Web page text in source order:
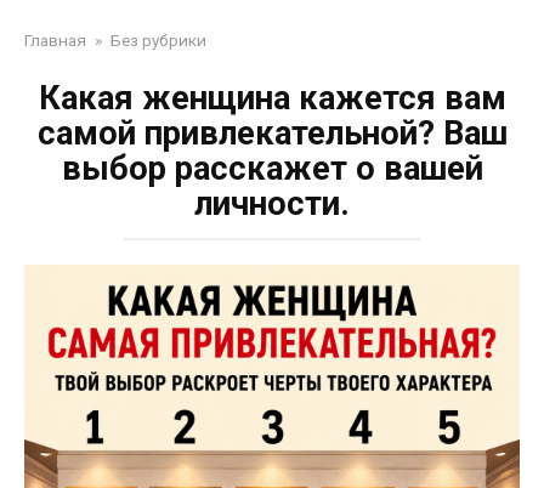
Главная » Без рубрики
Какая женщина кажется вам
самой привлекательной? Ваш
выбор расскажет о вашей
личности.